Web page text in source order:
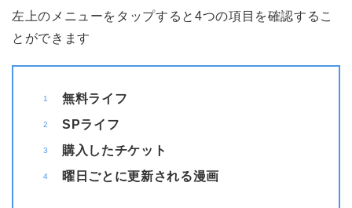
左上のメニューをタップすると4つの項目を確認するこ
とができます
無料ライフ
SPライフ
購入したチケット
曜日ごとに更新される漫画